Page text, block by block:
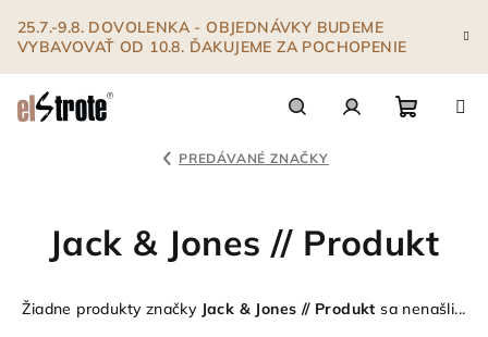
obsah
25.7.-9.8. DOVOLENKA - OBJEDNÁVKY BUDEME
VYBAVOVAŤ OD 10.8. ĎAKUJEME ZA POCHOPENIE
PREDÁVANÉ ZNAČKY
Jack & Jones // Produkt
Žiadne produkty značky Jack & Jones // Produkt sa nenašli...